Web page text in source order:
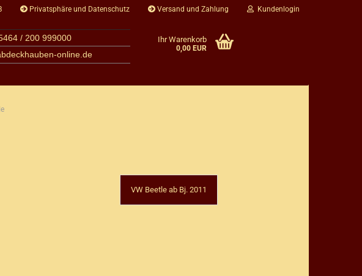
Privatsphäre und Datenschutz Versand und Zahlung Kundenlogin
/ 200 999000
online.de
Ihr Warenkorb
0,00 EUR
VW Beetle ab Bj. 2011